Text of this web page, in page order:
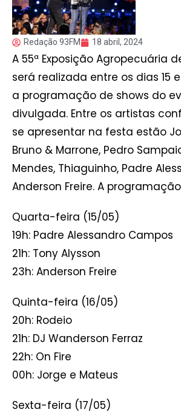
Redação 93FM 18 abril, 2024
A 55ª Exposição Agropecuária
será realizada entre os dias 15
a programação de shows do
divulgada. Entre os artistas
se apresentar na festa estão
Bruno & Marrone, Pedro
Mendes, Thiaguinho, Padre
Anderson Freire. A
Quarta-feira (15/05)
19h: Padre Alessandro Campos
21h: Tony Alysson
23h: Anderson Freire
Quinta-feira (16/05)
20h: Rodeio
21h: DJ Wanderson Ferraz
22h: On Fire
00h: Jorge e Mateus
Sexta-feira (17/05)